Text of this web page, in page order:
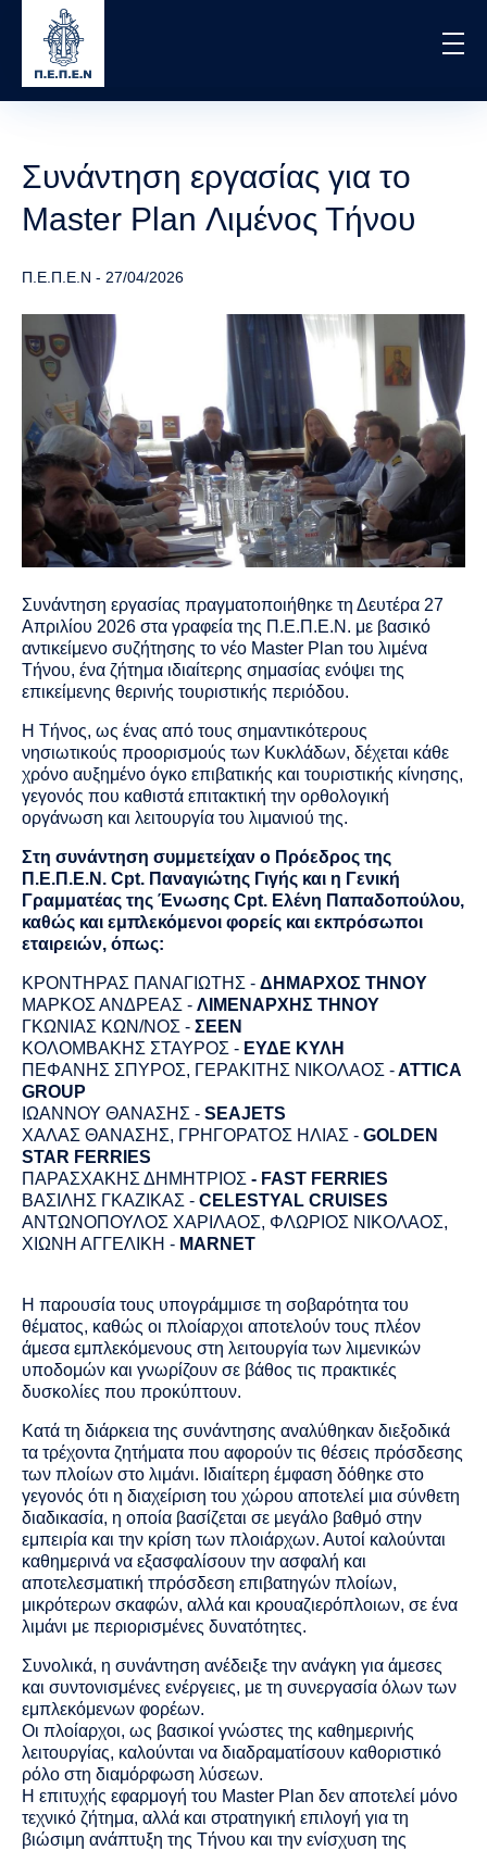
content
Συνάντηση εργασίας για το
Master Plan Λιμένος Τήνου
Π.Ε.Π.Ε.Ν - 27/04/2026
Συνάντηση εργασίας πραγματοποιήθηκε τη Δευτέρα 27
Απριλίου 2026 στα γραφεία της Π.Ε.Π.Ε.Ν. με βασικό
αντικείμενο συζήτησης το νέο Master Plan του λιμένα
Τήνου, ένα ζήτημα ιδιαίτερης σημασίας ενόψει της
επικείμενης θερινής τουριστικής περιόδου.
Η Τήνος, ως ένας από τους σημαντικότερους
νησιωτικούς προορισμούς των Κυκλάδων, δέχεται κάθε
χρόνο αυξημένο όγκο επιβατικής και τουριστικής κίνησης,
γεγονός που καθιστά επιτακτική την ορθολογική
οργάνωση και λειτουργία του λιμανιού της.
Στη συνάντηση συμμετείχαν ο Πρόεδρος της
Π.Ε.Π.Ε.Ν. Cpt. Παναγιώτης Γιγής και η Γενική
Γραμματέας της Ένωσης Cpt. Ελένη Παπαδοπούλου,
καθώς και εμπλεκόμενοι φορείς και εκπρόσωποι
εταιρειών, όπως:
ΚΡΟΝΤΗΡΑΣ ΠΑΝΑΓΙΩΤΗΣ - ΔΗΜΑΡΧΟΣ ΤΗΝΟΥ
ΜΑΡΚΟΣ ΑΝΔΡΕΑΣ - ΛΙΜΕΝΑΡΧΗΣ ΤΗΝΟΥ
ΓΚΩΝΙΑΣ ΚΩΝ/ΝΟΣ - ΣΕΕΝ
ΚΟΛΟΜΒΑΚΗΣ ΣΤΑΥΡΟΣ - ΕΥΔΕ ΚΥΛΗ
ΠΕΦΑΝΗΣ ΣΠΥΡΟΣ, ΓΕΡΑΚΙΤΗΣ ΝΙΚΟΛΑΟΣ -ΑΤΤICA
GROUP
ΙΩΑΝΝΟΥ ΘΑΝΑΣΗΣ - SEAJETS
ΧΑΛΑΣ ΘΑΝΑΣΗΣ, ΓΡΗΓΟΡΑΤΟΣ ΗΛΙΑΣ - GOLDEN
STAR FERRIES
ΠΑΡΑΣΧΑΚΗΣ ΔΗΜΗΤΡΙΟΣ - FAST FERRIES
ΒΑΣΙΛΗΣ ΓΚΑΖΙΚΑΣ - CELESTYAL CRUISES
ΑΝΤΩΝΟΠΟΥΛΟΣ ΧΑΡΙΛΑΟΣ, ΦΛΩΡΙΟΣ ΝΙΚΟΛΑΟΣ,
ΧΙΩΝΗ ΑΓΓΕΛΙΚΗ - ΜARNET
Η παρουσία τους υπογράμμισε τη σοβαρότητα του
θέματος, καθώς οι πλοίαρχοι αποτελούν τους πλέον
άμεσα εμπλεκόμενους στη λειτουργία των λιμενικών
υποδομών και γνωρίζουν σε βάθος τις πρακτικές
δυσκολίες που προκύπτουν.
Κατά τη διάρκεια της συνάντησης αναλύθηκαν διεξοδικά
τα τρέχοντα ζητήματα που αφορούν τις θέσεις πρόσδεσης
των πλοίων στο λιμάνι. Ιδιαίτερη έμφαση δόθηκε στο
γεγονός ότι η διαχείριση του χώρου αποτελεί μια σύνθετη
διαδικασία, η οποία βασίζεται σε μεγάλο βαθμό στην
εμπειρία και την κρίση των πλοιάρχων. Αυτοί καλούνται
καθημερινά να εξασφαλίσουν την ασφαλή και
αποτελεσματική τπρόσδεση επιβατηγών πλοίων,
μικρότερων σκαφών, αλλά και κρουαζιερόπλοιων, σε ένα
λιμάνι με περιορισμένες δυνατότητες.
Συνολικά, η συνάντηση ανέδειξε την ανάγκη για άμεσες
και συντονισμένες ενέργειες, με τη συνεργασία όλων των
εμπλεκόμενων φορέων.
Οι πλοίαρχοι, ως βασικοί γνώστες της καθημερινής
λειτουργίας, καλούνται να διαδραματίσουν καθοριστικό
ρόλο στη διαμόρφωση λύσεων.
Η επιτυχής εφαρμογή του Master Plan δεν αποτελεί μόνο
τεχνικό ζήτημα, αλλά και στρατηγική επιλογή για τη
βιώσιμη ανάπτυξη της Τήνου και την ενίσχυση της